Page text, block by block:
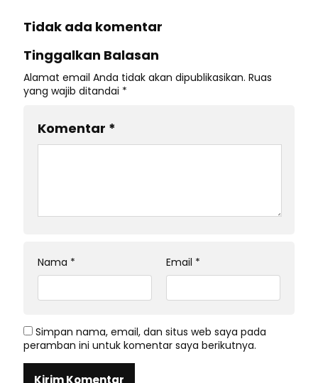
Tidak ada komentar
Tinggalkan Balasan
Alamat email Anda tidak akan dipublikasikan. Ruas
yang wajib ditandai *
Komentar *
Nama * Email *
Simpan nama, email, dan situs web saya pada
peramban ini untuk komentar saya berikutnya.